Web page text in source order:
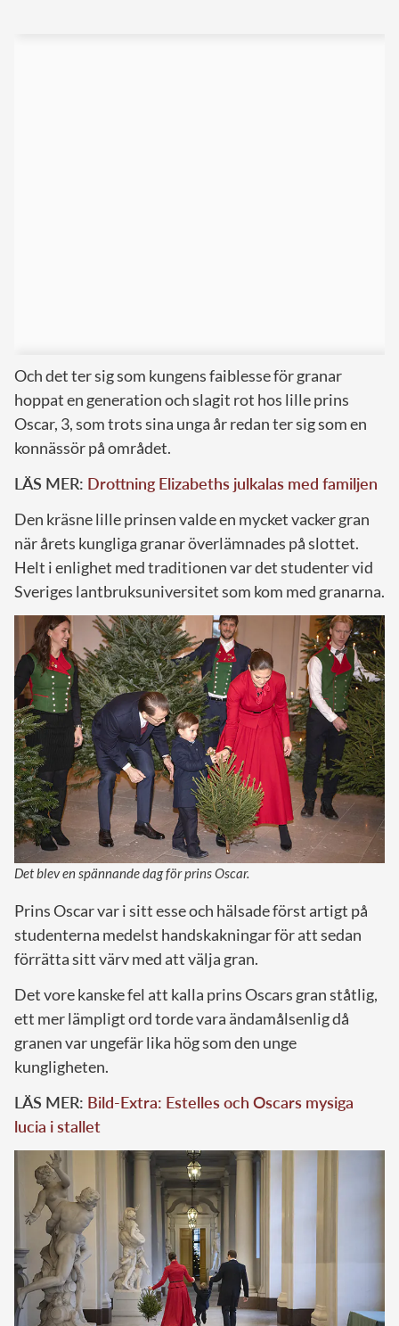
Och det ter sig som kungens faiblesse för granar
hoppat en generation och slagit rot hos lille prins
Oscar, 3, som trots sina unga år redan ter sig som en
konnässör på området.
LÄS MER: Drottning Elizabeths julkalas med familjen
Den kräsne lille prinsen valde en mycket vacker gran
när årets kungliga granar överlämnades på slottet.
Helt i enlighet med traditionen var det studenter vid
Sveriges lantbruksuniversitet som kom med granarna.
Det blev en spännande dag för prins Oscar.
Prins Oscar var i sitt esse och hälsade först artigt på
studenterna medelst handskakningar för att sedan
förrätta sitt värv med att välja gran.
Det vore kanske fel att kalla prins Oscars gran ståtlig,
ett mer lämpligt ord torde vara ändamålsenlig då
granen var ungefär lika hög som den unge
kungligheten.
LÄS MER: Bild-Extra: Estelles och Oscars mysiga
lucia i stallet